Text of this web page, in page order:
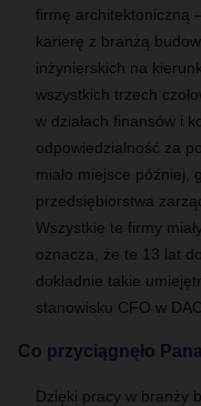
firmę architektoniczną
karierę z branżą
inżynierskich na
wszystkich trzech
w działach finansów i
odpowiedzialność za
miało miejsce później,
przedsiębiorstwa
Wszystkie te firmy
oznacza, że te 13 lat
dokładnie takie
stanowisku CFO w
Co przyciągnęło
Dzięki pracy w branży